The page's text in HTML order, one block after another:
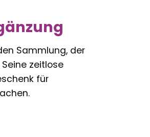
Sammlung, der
zeitlose
für